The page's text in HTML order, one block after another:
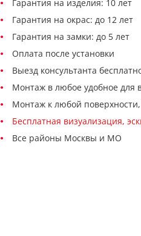
Гарантия на изделия: 10 лет
Гарантия на окрас: до 12 лет
Гарантия на замки: до 5 лет
Оплата после установки
Выезд консультанта
Монтаж в любое удобное для
Монтаж к любой
Бесплатная визуализация,
Все районы Москвы и МО